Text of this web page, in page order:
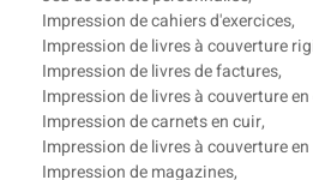
Impression de cahiers d'exercices,
Impression de livres à couverture
Impression de livres de factures,
Impression de livres à couverture
Impression de carnets en cuir,
Impression de livres à couverture
Impression de magazines,